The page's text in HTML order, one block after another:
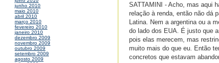
junho 2010
maio 2010
abril 2010
março 2010
fevereiro 2010
janeiro 2010
dezembro 2009
novembro 2009
outubro 2009
setembro 2009
agosto 2009
SATTAMINI - Acho, mas aqui
relação à renda, então não dá
Latina. Nem a argentina ou a
do lado dos EUA. É justo que
pois elas merecem, mas
muito mais do que eu. Então
concretos que estavam